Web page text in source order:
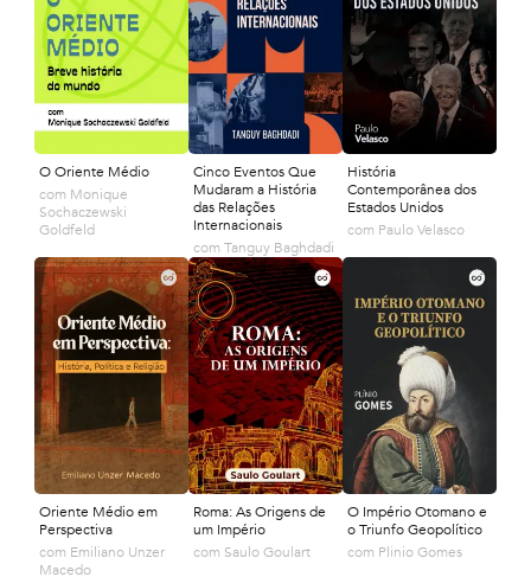
O Oriente Médio
com Monique
Sochaczewski
Goldfeld
Cinco Eventos Que
Mudaram a História
das Relações
Internacionais
com Tanguy Baghdadi
História
Contemporânea dos
Estados Unidos
com Paulo Velasco
Oriente Médio em
Perspectiva
com Emiliano Unzer
Macedo
Roma: As Origens de
um Império
com Saulo Goulart
O Império Otomano e
o Triunfo Geopolítico
com Plinio Gomes